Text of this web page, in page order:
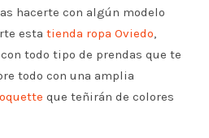
hacerte con algún modelo
esta tienda ropa Oviedo,
todo tipo de prendas que te
todo con una amplia
que teñirán de colores